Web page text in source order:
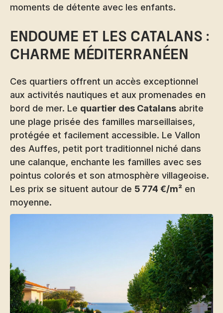
moments de détente avec les enfants.
Endoume et Les Catalans :
charme méditerranéen
Ces quartiers offrent un accès exceptionnel
aux activités nautiques et aux promenades en
bord de mer. Le quartier des Catalans abrite
une plage prisée des familles marseillaises,
protégée et facilement accessible. Le Vallon
des Auffes, petit port traditionnel niché dans
une calanque, enchante les familles avec ses
pointus colorés et son atmosphère villageoise.
Les prix se situent autour de 5 774 €/m² en
moyenne.